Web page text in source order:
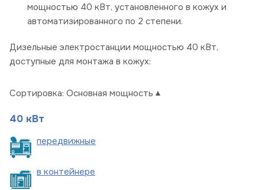
мощностью 40 кВт, установленного в кожух и
автоматизированного по 2 степени.
Дизельные электростанции мощностью 40 кВт,
доступные для монтажа в кожух:
Сортировка: Основная мощность
40 кВт
передвижные
в контейнере